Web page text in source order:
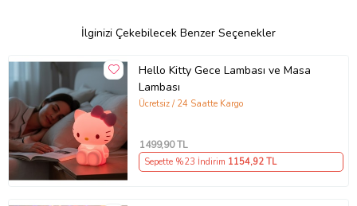
İlginizi Çekebilecek Benzer Seçenekler
Hello Kitty Gece Lambası ve Masa
Lambası
Ücretsiz / 24 Saatte Kargo
1499,90 TL
Sepette %23 İndirim 1154,92 TL